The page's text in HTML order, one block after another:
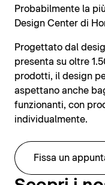
Probabilmente la
Design Center di
Progettato dal
presenta su oltre
prodotti, il design
aspettano anche
funzionanti, con
individualmente.
Fissa un